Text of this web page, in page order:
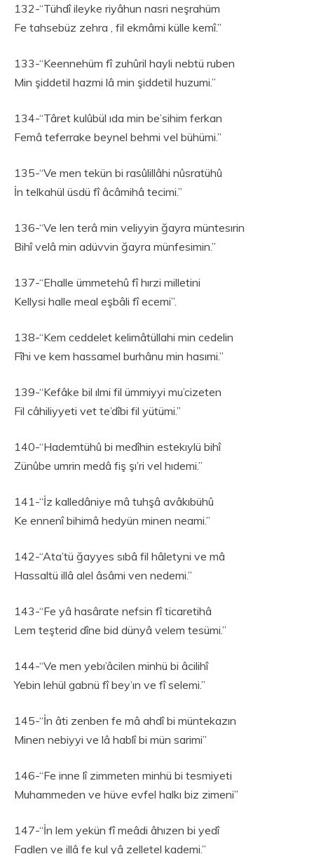
132-“Tühdî ileyke riyâhun nasri neşrahüm
Fe tahsebüz zehra , fil ekmâmi külle kemî.”
133-“Keennehüm fî zuhûril hayli nebtü ruben
Min şiddetil hazmi lâ min şiddetil huzumi.”
134-“Târet kulûbül ıda min be’sihim ferkan
Femâ teferrake beynel behmi vel bühümi.”
135-“Ve men tekün bi rasûlillâhi nûsratühû
İn telkahül üsdü fî âcâmihâ tecimi.”
136-“Ve len terâ min veliyyin ğayra müntesırin
Bihî velâ min adüvvin ğayra münfesimin.”
137-“Ehalle ümmetehû fî hırzi milletini
Kellysi halle meal eşbâli fî ecemi”.
138-“Kem ceddelet kelimâtüllahi min cedelin
Fîhi ve kem hassamel burhânu min hasımi.”
139-“Kefâke bil ılmi fil ümmiyyi mu’cizeten
Fil câhiliyyeti vet te’dîbi fil yütümi.”
140-“Hademtühû bi medîhin estekıylü bihî
Zünûbe umrin medâ fiş şı’ri vel hıdemi.”
141-“İz kalledâniye mâ tuhşâ avâkıbühû
Ke ennenî bihimâ hedyün minen neami.”
142-“Ata’tü ğayyes sıbâ fil hâletyni ve mâ
Hassaltü illâ alel âsâmi ven nedemi.”
143-“Fe yâ hasârate nefsin fî ticaretihâ
Lem teşterid dîne bid dünyâ velem tesümi.”
144-“Ve men yebı’âcilen minhü bi âcilihî
Yebin lehül gabnü fî bey’ın ve fî selemi.”
145-“İn âti zenben fe mâ ahdî bi müntekazın
Minen nebiyyi ve lâ hablî bi mün sarimi”
146-“Fe inne lî zimmeten minhü bi tesmiyeti
Muhammeden ve hüve evfel halkı biz zimeni”
147-“İn lem yekün fî meâdi âhızen bi yedî
Fadlen ve illâ fe kul yâ zelletel kademi.”